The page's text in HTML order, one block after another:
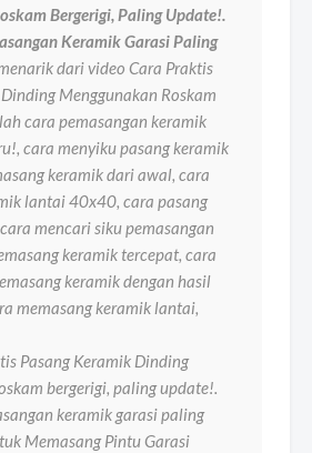
Bergerigi, Paling Update!.
Keramik Garasi Paling
dari video Cara Praktis
Menggunakan Roskam
cara pemasangan keramik
cara menyiku pasang keramik
keramik dari awal, cara
lantai 40x40, cara pasang
mencari siku pemasangan
keramik tercepat, cara
keramik dengan hasil
memasang keramik lantai,
Pasang Keramik Dinding
bergerigi, paling update!.
keramik garasi paling
Memasang Pintu Garasi